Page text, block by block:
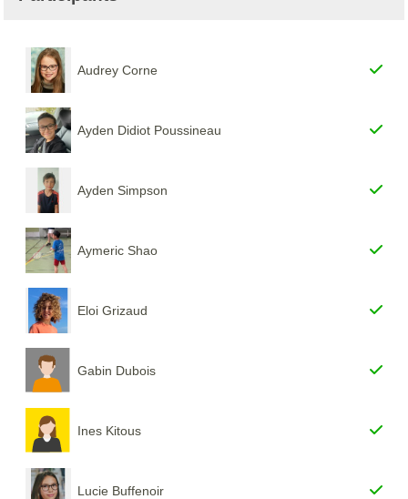
Audrey Corne
Ayden Didiot Poussineau
Ayden Simpson
Aymeric Shao
Eloi Grizaud
Gabin Dubois
Ines Kitous
Lucie Buffenoir